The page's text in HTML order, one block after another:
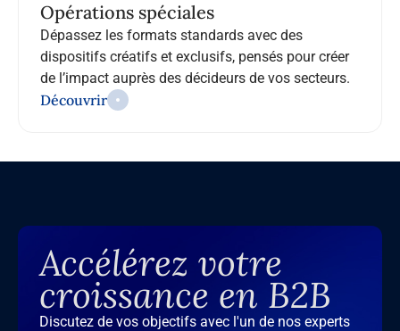
Opérations spéciales
Dépassez les formats standards avec des
dispositifs créatifs et exclusifs, pensés pour créer
de l’impact auprès des décideurs de vos secteurs.
Découvrir
Accélérez votre
croissance en B2B
Discutez de vos objectifs avec l'un de nos experts